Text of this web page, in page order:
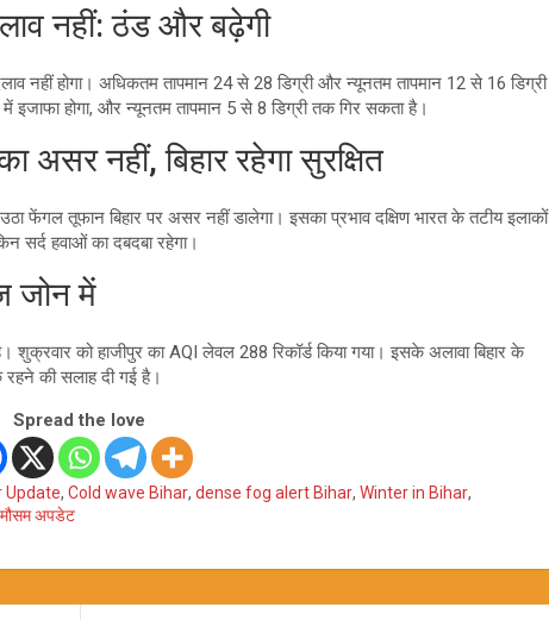
नहीं: ठंड और बढ़ेगी
नहीं होगा। अधिकतम तापमान 24 से 28 डिग्री और न्यूनतम तापमान 12 से 16 डिग्री
होगा, और न्यूनतम तापमान 5 से 8 डिग्री तक गिर सकता है।
नहीं, बिहार रहेगा सुरक्षित
फेंगल तूफान बिहार पर असर नहीं डालेगा। इसका प्रभाव दक्षिण भारत के तटीय इलाकों
सर्द हवाओं का दबदबा रहेगा।
जोन में
शुक्रवार को हाजीपुर का AQI लेवल 288 रिकॉर्ड किया गया। इसके अलावा बिहार के
की सलाह दी गई है।
Spread the love
Update, Cold wave Bihar, dense fog alert Bihar, Winter in Bihar,
मौसम अपडेट